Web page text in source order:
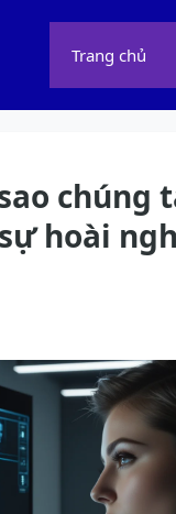
Trang chủ
chúng
hoài